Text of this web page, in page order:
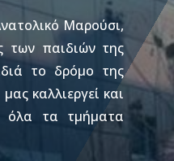
Μαρούσι,
των παιδιών της
το δρόμο της
καλλιεργεί και
όλα τα τμήματα